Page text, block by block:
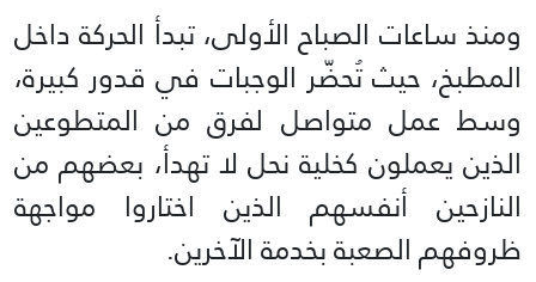
ومنذ ساعات الصباح الأولى، تبدأ الحركة داخل
المطبخ، حيث تُحضّر الوجبات في قدور كبيرة،
وسط عمل متواصل لفرق من المتطوعين
الذين يعملون كخلية نحل لا تهدأ، بعضهم من
النازحين أنفسهم الذين اختاروا مواجهة
ظروفهم الصعبة بخدمة الآخرين.